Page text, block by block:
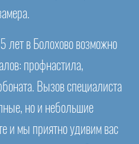
лет в Болохово возможно
профнастила,
Вызов специалиста
но и небольшие
и мы приятно удивим вас